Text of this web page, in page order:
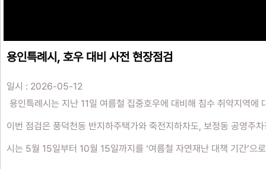
용인특례시, 호우 대비 사전 현장점검
일시 : 2026-05-12
용인특례시는 지난 11일 여름철 집중호우에 대비해 침수 취약지역에
이번 점검은 풍덕천동 반지하주택가와 죽전지하차도, 보정동 공영주
시는 5월 15일부터 10월 15일까지를 ‘여름철 자연재난 대책 기간’